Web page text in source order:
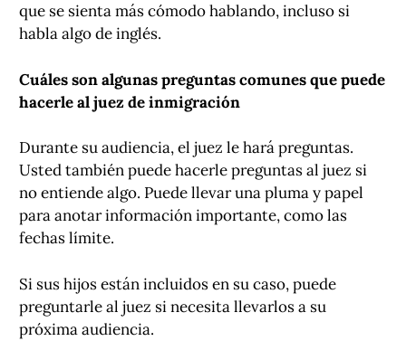
que se sienta más cómodo hablando, incluso si
habla algo de inglés.
Cuáles son algunas preguntas comunes que puede
hacerle al juez de inmigración
Durante su audiencia, el juez le hará preguntas.
Usted también puede hacerle preguntas al juez si
no entiende algo. Puede llevar una pluma y papel
para anotar información importante, como las
fechas límite.
Si sus hijos están incluidos en su caso, puede
preguntarle al juez si necesita llevarlos a su
próxima audiencia.